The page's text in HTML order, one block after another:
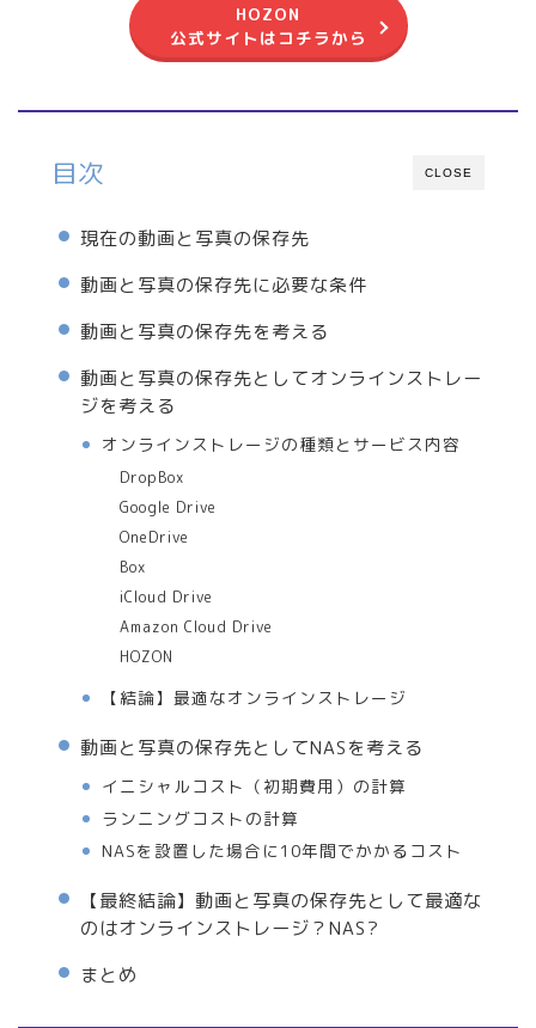
HOZON
公式サイトはコチラから
CLOSE
目次
現在の動画と写真の保存先
動画と写真の保存先に必要な条件
動画と写真の保存先を考える
動画と写真の保存先としてオンラインストレー
ジを考える
オンラインストレージの種類とサービス内容
DropBox
Google Drive
OneDrive
Box
iCloud Drive
Amazon Cloud Drive
HOZON
【結論】最適なオンラインストレージ
動画と写真の保存先としてNASを考える
イニシャルコスト（初期費用）の計算
ランニングコストの計算
NASを設置した場合に10年間でかかるコスト
【最終結論】動画と写真の保存先として最適な
のはオンラインストレージ？NAS?
まとめ